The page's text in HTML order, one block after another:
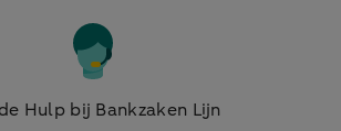
Hulp bij Bankzaken Lijn